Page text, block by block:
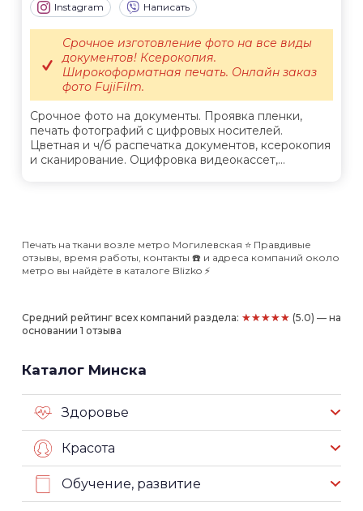
Instagram Написать
Срочное фото на документы. Проявка пленки,
печать фотографий с цифровых носителей.
Цветная и ч/б распечатка документов, ксерокопия
и сканирование. Оцифровка видеокассет,...
Срочное изготовление фото на все виды
документов! Ксерокопия.
Широкоформатная печать. Онлайн заказ
фото FujiFilm.
Печать на ткани возле метро Могилевская ⭐️ Правдивые
отзывы, время работы, контакты ☎️ и адреса компаний около
метро вы найдёте в каталоге Blizko ⚡️
Средний рейтинг всех компаний раздела: ★★★★★ (5.0) — на
основании 1 отзыва
Каталог Минска
Здоровье
Красота
Обучение, развитие